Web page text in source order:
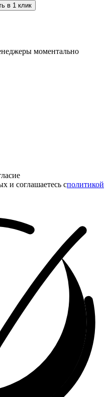
в 1 клик
моментально
и соглашаетесь cполитикой